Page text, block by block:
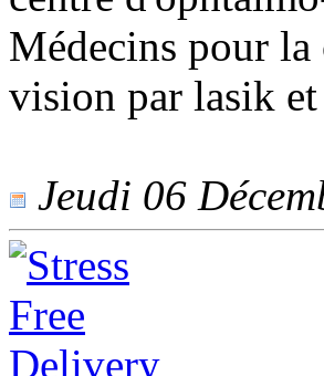
Médecins pour la
vision par lasik
Jeudi 06